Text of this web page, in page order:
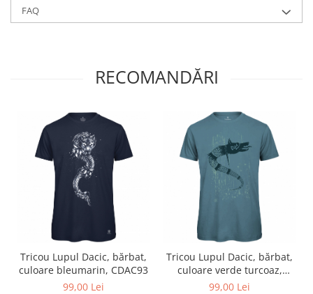
FAQ
RECOMANDĂRI
Tricou Lupul Dacic, bărbat,
culoare bleumarin, CDAC93
99,00 Lei
Tricou Lupul Dacic, bărbat,
culoare verde turcoaz,
CDAC114
99,00 Lei